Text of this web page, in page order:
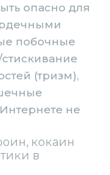
опасно для
побочные
(тризм),
не
кокаин
в